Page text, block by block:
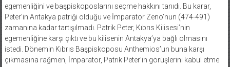
egemenliğini ve başpiskoposlarını seçme hakkını tanıdı. Bu karar,
Peter’in Antakya patriği olduğu ve İmparator Zeno’nun (474-491)
zamanına kadar tartışılmadı. Patrik Peter, Kıbrıs Kilisesi’nin
egemenliğine karşı çıktı ve bu kilisenin Antakya’ya bağlı olmasını
istedi. Dönemin Kıbrıs Başpiskoposu Anthemios’un buna karşı
çıkmasına rağmen, İmparator, Patrik Peter’in görüşlerini kabul etme